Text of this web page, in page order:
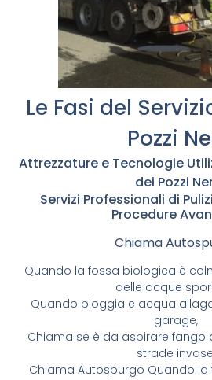
Le Fasi del
Pozzi
Attrezzature e Tecnologie
dei Pozzi
Servizi Professionali di
Procedure
Chiama
Quando la fossa biologica è
delle acque
Quando pioggia e acqua
garage,
Chiama se è da aspirare fango
strade
Chiama Autospurgo Quando la